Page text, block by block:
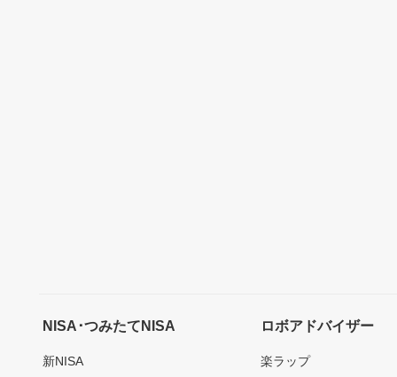
NISA･つみたてNISA
新NISA
ロボアドバイザー
楽ラップ